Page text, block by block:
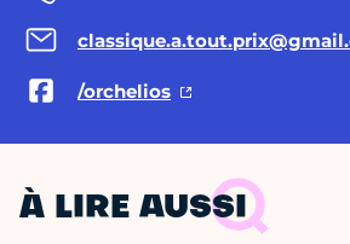
/orchelios
À LIRE AUSSI